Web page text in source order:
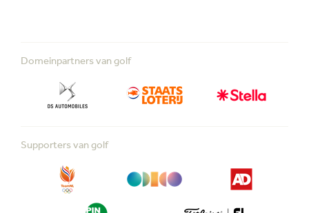
Domeinpartners van golf
Supporters van golf